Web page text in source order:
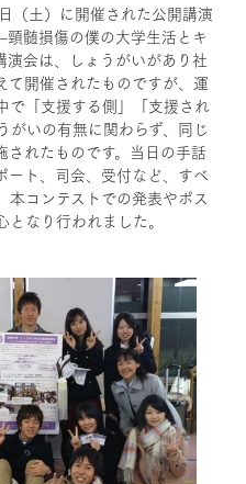
（土）に開催された公開講演
髄損傷の僕の大学生活とキ
会は、しょうがいがあり社
て開催されたものですが、運
で「支援する側」「支援され
がいの有無に関わらず、同じ
されたものです。当日の手話
ート、司会、受付など、すべ
本コンテストでの発表やポス
なり行われました。